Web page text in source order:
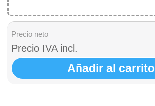
Precio neto
Precio IVA incl.
Añadir al carrito